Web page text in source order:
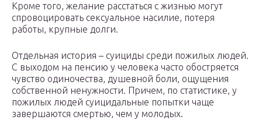
Кроме того, желание расстаться с жизнью могут
спровоцировать сексуальное насилие, потеря
работы, крупные долги.
Отдельная история – суициды среди пожилых людей.
С выходом на пенсию у человека часто обостряется
чувство одиночества, душевной боли, ощущения
собственной ненужности. Причем, по статистике, у
пожилых людей суицидальные попытки чаще
завершаются смертью, чем у молодых.